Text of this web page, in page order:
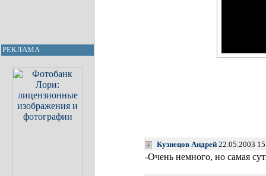
РЕКЛАМА
Кузнецов Андрей 22.05.2003
-Очень немного, но самая